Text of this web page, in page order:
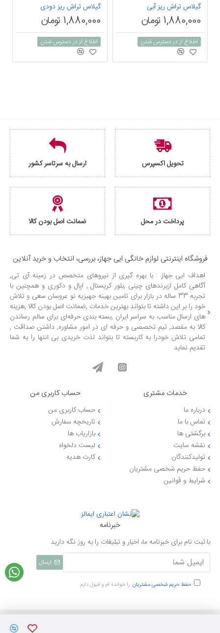
گیلاس تراش ریز آبی
1,880,000 تومان
اطلاع از در دسترس شدن
گیلاس تراش ریز دودی
1,880,000 تومان
اطلاع از در دسترس شدن
تحویل اکسپرس ارسال به سرتاسر کشور
پرداخت در محل ضمانت اصل بودن کالا
فروشگاه اینترنتی لوازم خانگی ایی جهاز، بررسی، انتخاب و خرید آنلاین
اهداف ایی جهاز : با بهره گیری از نیروهای متخصص در زمینه آی تی,
آگاهی کامل ازبرندهای چینی ,بلور کریستال , اپال و دکوری و همچنین با
تجربه 33 ساله در بازار برای تامین بهینه جهیزیه نو عروسان سعی و تلاش
خود را بر این داشته تا بتواند بهترین خدمات ,ضمانت اصل بودن کالا ,هزینه
های ارسال مناسب به سراسر ایران ,بسته بندی حرفه‌ای برای سالم رساندن
کالا به مقصد, تیم تخصصی و حرفه ای در امور مشاوره, داشتن صداقت ,
تمامی تلاش خودرا به کاربسته تا بتواند لذت خریدی بی انتها را به شما
تقدیم نماید
خدمات مشتری
درباره ما
تماس با ما
برگشتی ها
نقشه سایت
تولیدکنندگان
حفظ حریم شخصی مشتریان
شرایط و قوانین
حساب کاربری من
حساب کاربری من
تاریخچه سفارش
بازاریاب ها
لیست دلخواه
کارت هدیه
خبرنامه
با ثبت نام برای خبرنامه ما، اخبار و تبلیغات را به روز نگه دارید
ارسال
حفظ حریم شخصی مشتریان را خوانده ام و قبول دارم